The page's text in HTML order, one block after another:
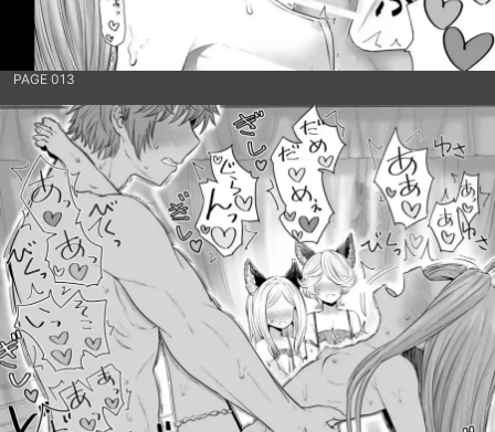
PAGE 013